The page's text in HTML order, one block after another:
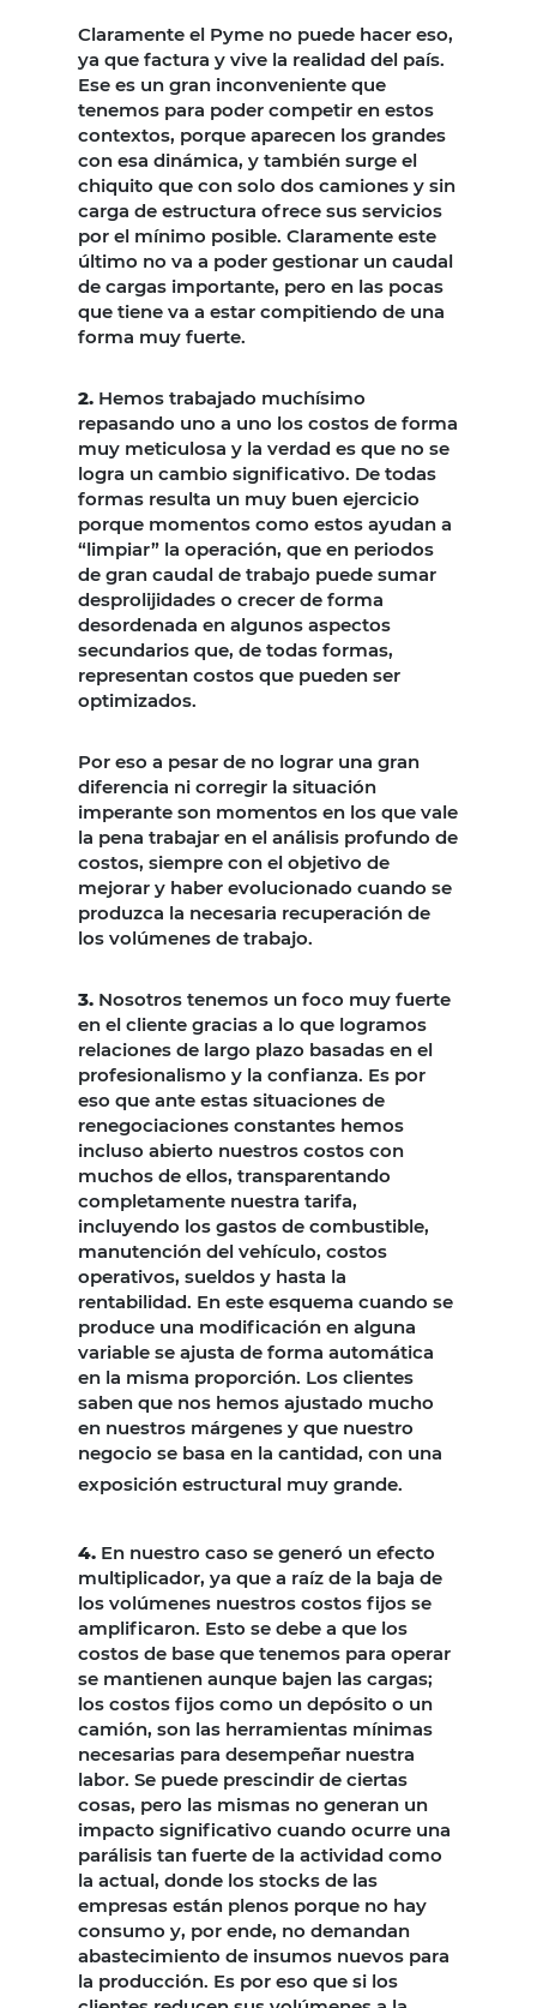
Claramente el Pyme no puede hacer eso,
ya que factura y vive la realidad del país.
Ese es un gran inconveniente que
tenemos para poder competir en estos
contextos, porque aparecen los grandes
con esa dinámica, y también surge el
chiquito que con solo dos camiones y sin
carga de estructura ofrece sus servicios
por el mínimo posible. Claramente este
último no va a poder gestionar un caudal
de cargas importante, pero en las pocas
que tiene va a estar compitiendo de una
forma muy fuerte.
2. Hemos trabajado muchísimo
repasando uno a uno los costos de forma
muy meticulosa y la verdad es que no se
logra un cambio significativo. De todas
formas resulta un muy buen ejercicio
porque momentos como estos ayudan a
“limpiar” la operación, que en periodos
de gran caudal de trabajo puede sumar
desprolijidades o crecer de forma
desordenada en algunos aspectos
secundarios que, de todas formas,
representan costos que pueden ser
optimizados.
Por eso a pesar de no lograr una gran
diferencia ni corregir la situación
imperante son momentos en los que vale
la pena trabajar en el análisis profundo de
costos, siempre con el objetivo de
mejorar y haber evolucionado cuando se
produzca la necesaria recuperación de
los volúmenes de trabajo.
3. Nosotros tenemos un foco muy fuerte
en el cliente gracias a lo que logramos
relaciones de largo plazo basadas en el
profesionalismo y la confianza. Es por
eso que ante estas situaciones de
renegociaciones constantes hemos
incluso abierto nuestros costos con
muchos de ellos, transparentando
completamente nuestra tarifa,
incluyendo los gastos de combustible,
manutención del vehículo, costos
operativos, sueldos y hasta la
rentabilidad. En este esquema cuando se
produce una modificación en alguna
variable se ajusta de forma automática
en la misma proporción. Los clientes
saben que nos hemos ajustado mucho
en nuestros márgenes y que nuestro
negocio se basa en la cantidad, con una
exposición estructural muy grande.
4. En nuestro caso se generó un efecto
multiplicador, ya que a raíz de la baja de
los volúmenes nuestros costos fijos se
amplificaron. Esto se debe a que los
costos de base que tenemos para operar
se mantienen aunque bajen las cargas;
los costos fijos como un depósito o un
camión, son las herramientas mínimas
necesarias para desempeñar nuestra
labor. Se puede prescindir de ciertas
cosas, pero las mismas no generan un
impacto significativo cuando ocurre una
parálisis tan fuerte de la actividad como
la actual, donde los stocks de las
empresas están plenos porque no hay
consumo y, por ende, no demandan
abastecimiento de insumos nuevos para
la producción. Es por eso que si los